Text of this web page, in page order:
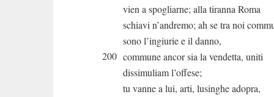
vien a spogliarne; alla tiranna Roma
schiavi n’andremo; ah se tra noi
sono l’ingiurie e il danno,
200 commune ancor sia la vendetta, uniti
dissimuliam l’offese;
tu vanne a lui, arti, lusinghe adopra,